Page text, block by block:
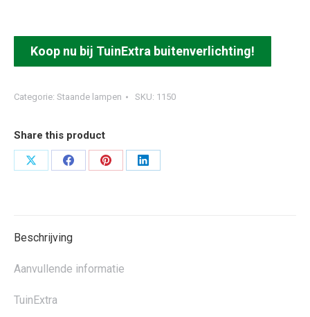
Koop nu bij TuinExtra buitenverlichting!
Categorie: Staande lampen SKU: 1150
Share this product
Deel
Deel
Deel
Deel
Beschrijving
Aanvullende informatie
TuinExtra